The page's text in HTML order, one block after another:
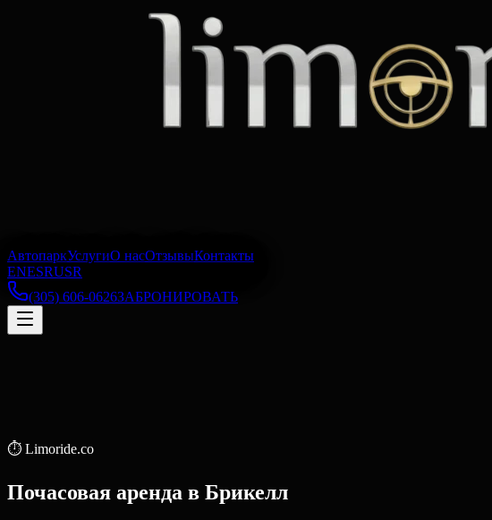
АвтопаркУслугиО насОтзывыКонтакты
ENESRUSR
(305) 606-0626ЗАБРОНИРОВАТЬ
⏱️ Limoride.co
Почасовая аренда в Брикелл